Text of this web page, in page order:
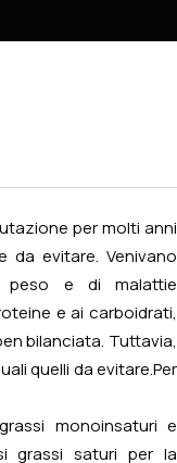
per molti anni
da evitare. Venivano
peso e di malattie
e ai carboidrati,
bilanciata. Tuttavia,
quelli da evitare. Per
monoinsaturi e
grassi saturi per la